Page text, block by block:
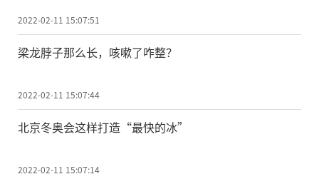
2022-02-11 15:07:51
梁龙脖子那么长，咳嗽了咋整？
2022-02-11 15:07:44
北京冬奥会这样打造“最快的冰”
2022-02-11 15:07:14